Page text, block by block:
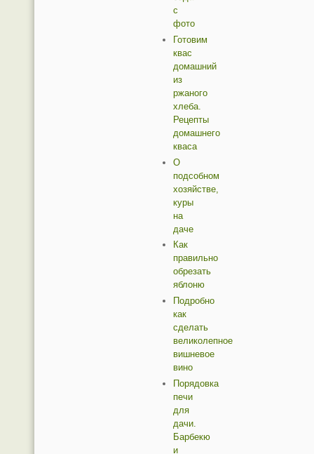
с
фото
Готовим
квас
домашний
из
ржаного
хлеба.
Рецепты
домашнего
кваса
О
подсобном
хозяйстве,
куры
на
даче
Как
правильно
обрезать
яблоню
Подробно
как
сделать
великолепное
вишневое
вино
Порядовка
печи
для
дачи.
Барбекю
и